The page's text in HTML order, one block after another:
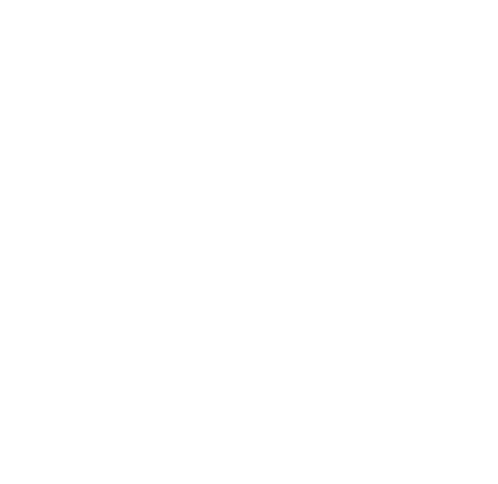
き作成されるも
御機器販売店・
ようお願いしま
です。
です。
ず変更すること
1000ppm以下、
) : 1000ppm、
、
ない年数を意
これらの製造装
通知します。
、取り引きをい
ムロン制御